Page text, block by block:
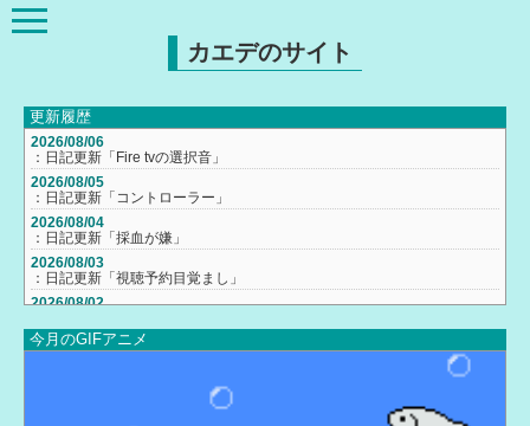
カエデのサイト
更新履歴
2026/08/06
：日記更新「Fire tvの選択音」
2026/08/05
：日記更新「コントローラー」
2026/08/04
：日記更新「採血が嫌」
2026/08/03
：日記更新「視聴予約目覚まし」
2026/08/02
2026/08/01
今月のGIFアニメ